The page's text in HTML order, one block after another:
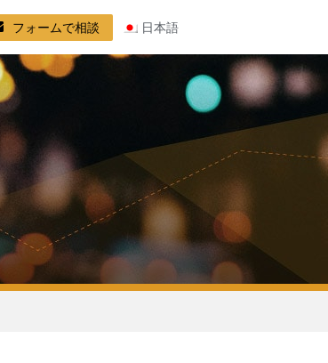
フォームで相談 日本語